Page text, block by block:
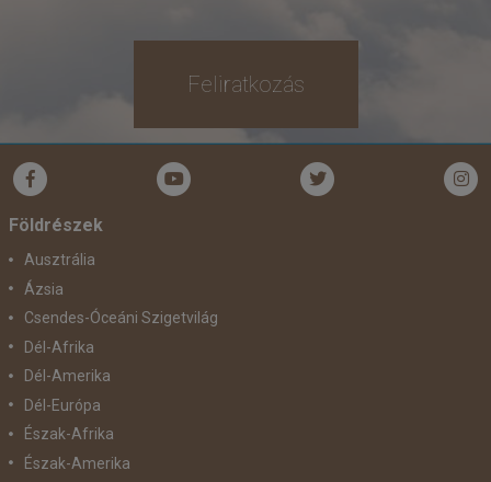
Időpontok és árak
Bőröndbe
Feliratkozás
Földrészek
Ausztrália
Ázsia
Csendes-Óceáni Szigetvilág
Dél-Afrika
Dél-Amerika
Dél-Európa
Észak-Afrika
Észak-Amerika